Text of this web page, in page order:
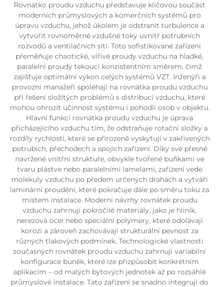
Rovnátko proudu vzduchu představuje klíčovou součást
moderních průmyslových a komerčních systémů pro
úpravu vzduchu, jehož úkolem je odstranit turbulence a
vytvořit rovnoměrné vzdušné toky uvnitř potrubních
rozvodů a ventilačních sítí. Toto sofistikované zařízení
přeměňuje chaotické, vířivé proudy vzduchu na hladké,
paralelní proudy tekoucí konzistentním směrem, čímž
zajišťuje optimální výkon celých systémů VZT. Inženýři a
provozní manažeři spoléhají na rovnátka proudu vzduchu
při řešení složitých problémů s distribucí vzduchu, které
mohou ohrozit účinnost systému i pohodlí osob v objektu.
Hlavní funkcí rovnátka proudu vzduchu je úprava
přicházejícího vzduchu tím, že odstraňuje rotační složky a
rozdíly rychlosti, které se přirozeně vyskytují v zakřivených
potrubích, přechodech a spojích zařízení. Díky své přesně
navržené vnitřní struktuře, obvykle tvořené buňkami ve
tvaru plástve nebo paralelními lamelami, zařízení vede
molekuly vzduchu po předem určených drahách a vytváří
laminární proudění, které pokračuje dále po směru toku za
místem instalace. Moderní návrhy rovnátek proudu
vzduchu zahrnují pokročilé materiály, jako je hliník,
nerezová ocel nebo speciální polymery, které odolávají
korozi a zároveň zachovávají strukturální pevnost za
různých tlakových podmínek. Technologické vlastnosti
současných rovnátek proudu vzduchu zahrnují variabilní
konfigurace buněk, které lze přizpůsobit konkrétním
aplikacím – od malých bytových jednotek až po rozsáhlé
průmyslové instalace. Tato zařízení se snadno integrují do